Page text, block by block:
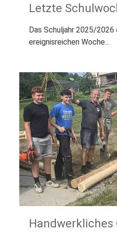
Letzte
Das Schuljahr 2025/
ereignisreichen Woche...
Handwerkliches